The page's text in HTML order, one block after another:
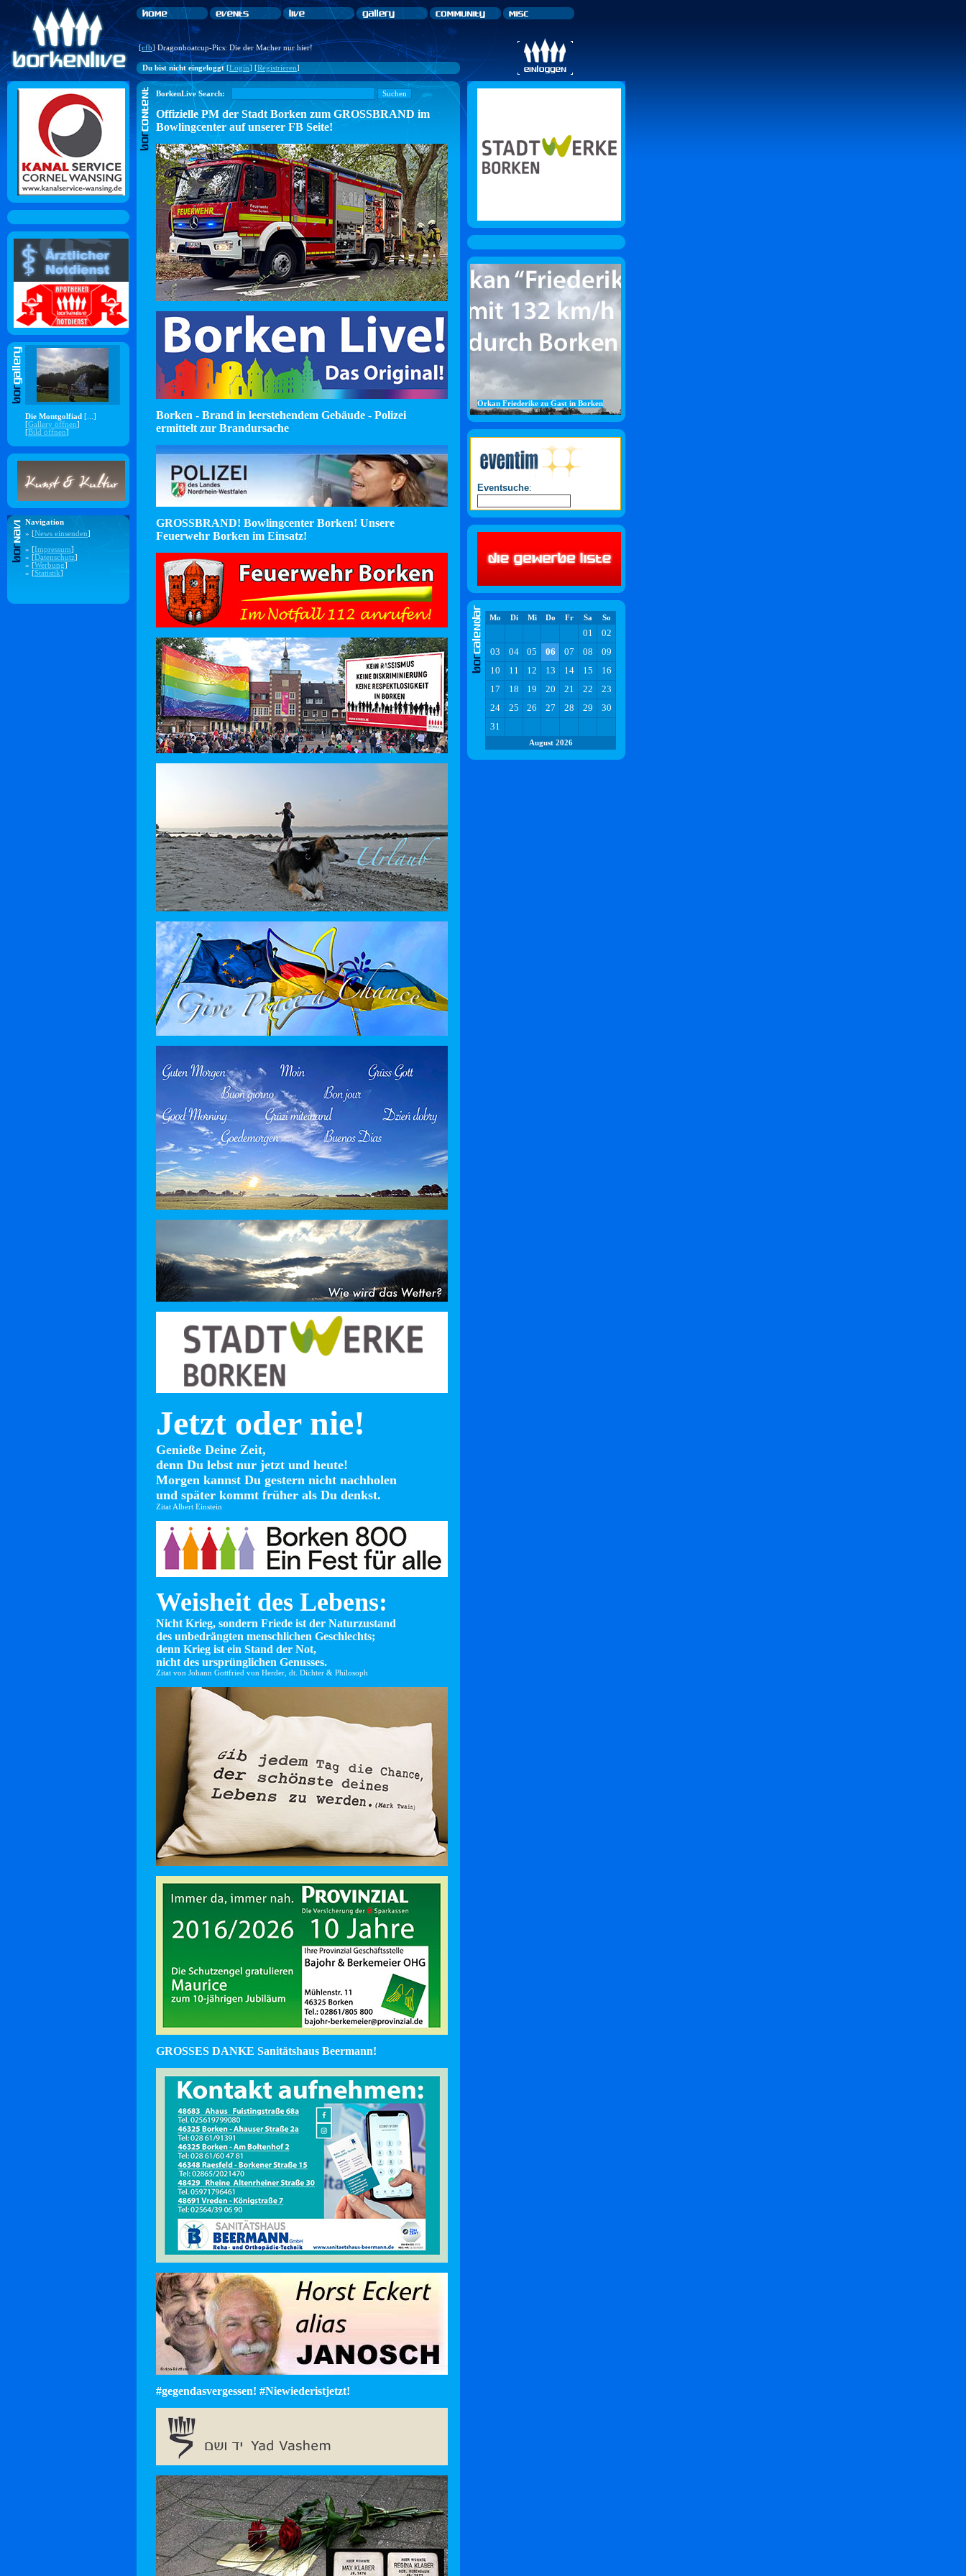
[cfb] Dragonboatcup-Pics: Die der Macher nur hier!
Du bist nicht eingeloggt[Login] [Registrieren]
Die Montgolfiad [...]
[Gallery öffnen]
[Bild öffnen]
Navigation
» [News einsenden]
» [Impressum]
» [Datenschutz]
» [Werbung]
» [Statistik]
BorkenLive Search:
Offizielle PM der Stadt Borken zum GROSSBRAND im
Bowlingcenter auf unserer FB Seite!
Borken - Brand in leerstehendem Gebäude - Polizei
ermittelt zur Brandursache
GROSSBRAND! Bowlingcenter Borken! Unsere
Feuerwehr Borken im Einsatz!
Jetzt oder nie!
Genieße Deine Zeit,
denn Du lebst nur jetzt und heute!
Morgen kannst Du gestern nicht nachholen
und später kommt früher als Du denkst.
Zitat Albert Einstein
Weisheit des Lebens:
Nicht Krieg, sondern Friede ist der Naturzustand
des unbedrängten menschlichen Geschlechts;
denn Krieg ist ein Stand der Not,
nicht des ursprünglichen Genusses.
Zitat von Johann Gottfried von Herder, dt. Dichter & Philosoph
GROSSES DANKE Sanitätshaus Beermann!
#gegendasvergessen! #Niewiederistjetzt!
Orkan Friederike zu Gast in Borken
Eventsuche:
Mo Di Mi Do Fr Sa So
01
02
03
04 05 06 07 08
09
10
11 12 13 14 15
16
17
18 19 20 21 22
23
24
25 26 27 28 29
30
31
August 2026